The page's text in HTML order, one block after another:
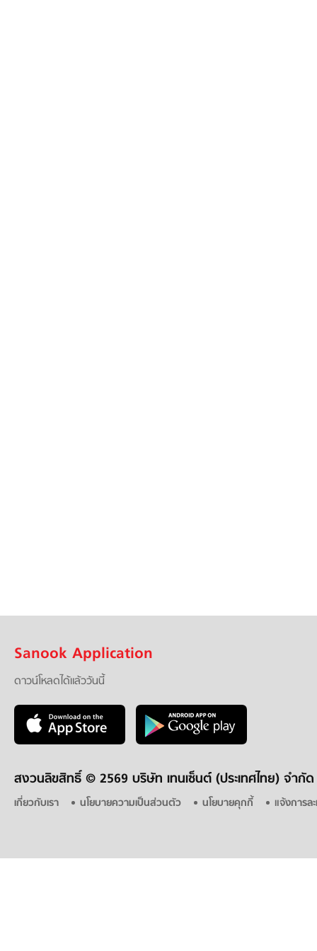
Sanook Application
ดาวน์โหลดได้แล้ววันนี้
สงวนลิขสิทธิ์ © 2569 บริษัท เทนเซ็นต์ (ประเทศไทย) จำกัด
เกี่ยวกับเรา นโยบายความเป็นส่วนตัว นโยบายคุกกี้ แจ้งการล